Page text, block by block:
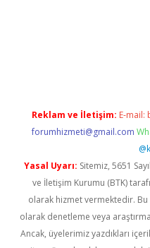
Reklam ve İletişim: E-mail:
forumhizmeti@gmail.com
Yasal Uyarı: Sitemiz, 5651
ve İletişim Kurumu (BTK)
olarak hizmet vermektedir.
olarak denetleme veya
Ancak, üyelerimiz yazdıkları